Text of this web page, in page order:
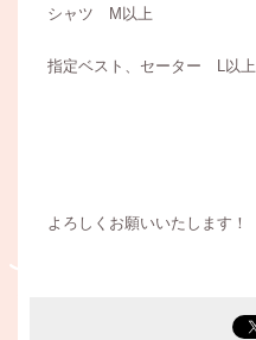
シャツ M以上
指定ベスト、セーター L以上
よろしくお願いいたします！